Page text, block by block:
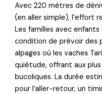
Avec 220 mètres de
(en aller simple), l’effort
Les familles avec
condition de prévoir des
alpages où les vaches
quiétude, offrant aux
bucoliques. La durée
pour l’aller-retour, un